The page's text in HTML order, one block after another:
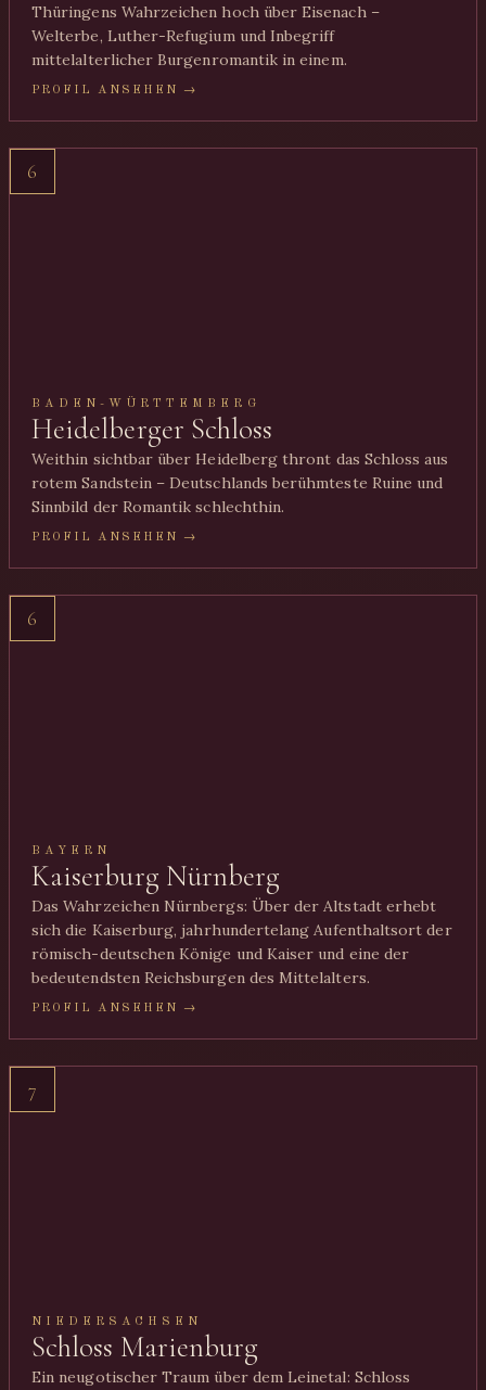
Thüringens Wahrzeichen hoch über Eisenach –
Welterbe, Luther-Refugium und Inbegriff
mittelalterlicher Burgenromantik in einem.
PROFIL ANSEHEN →
6
BADEN-WÜRTTEMBERG
Heidelberger Schloss
Weithin sichtbar über Heidelberg thront das Schloss aus
rotem Sandstein – Deutschlands berühmteste Ruine und
Sinnbild der Romantik schlechthin.
PROFIL ANSEHEN →
6
BAYERN
Kaiserburg Nürnberg
Das Wahrzeichen Nürnbergs: Über der Altstadt erhebt
sich die Kaiserburg, jahrhundertelang Aufenthaltsort der
römisch-deutschen Könige und Kaiser und eine der
bedeutendsten Reichsburgen des Mittelalters.
PROFIL ANSEHEN →
7
NIEDERSACHSEN
Schloss Marienburg
Ein neugotischer Traum über dem Leinetal: Schloss